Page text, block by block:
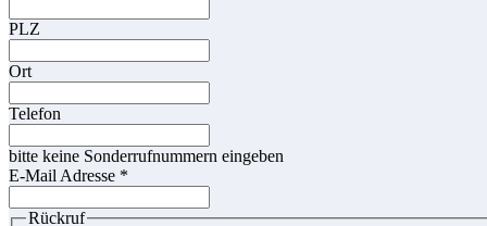
PLZ
Ort
Telefon
bitte keine Sonderrufnummern eingeben
E-Mail Adresse *
Rückruf